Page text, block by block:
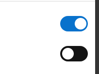
lloc web de la